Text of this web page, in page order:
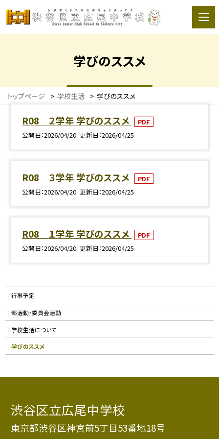
学びのススメ
トップページ > 学校生活 > 学びのススメ
R08 ２学年 学びのススメ
PDF
公開日 2026/04/20 更新日 2026/04/25
R08 ３学年 学びのススメ
PDF
公開日 2026/04/20 更新日 2026/04/25
R08 １学年 学びのススメ
PDF
公開日 2026/04/20 更新日 2026/04/25
行事予定
部活動・委員会活動
学校生活について
学びのススメ
渋谷区立広尾中学校
東京都渋谷区神宮前5丁目53番地18号